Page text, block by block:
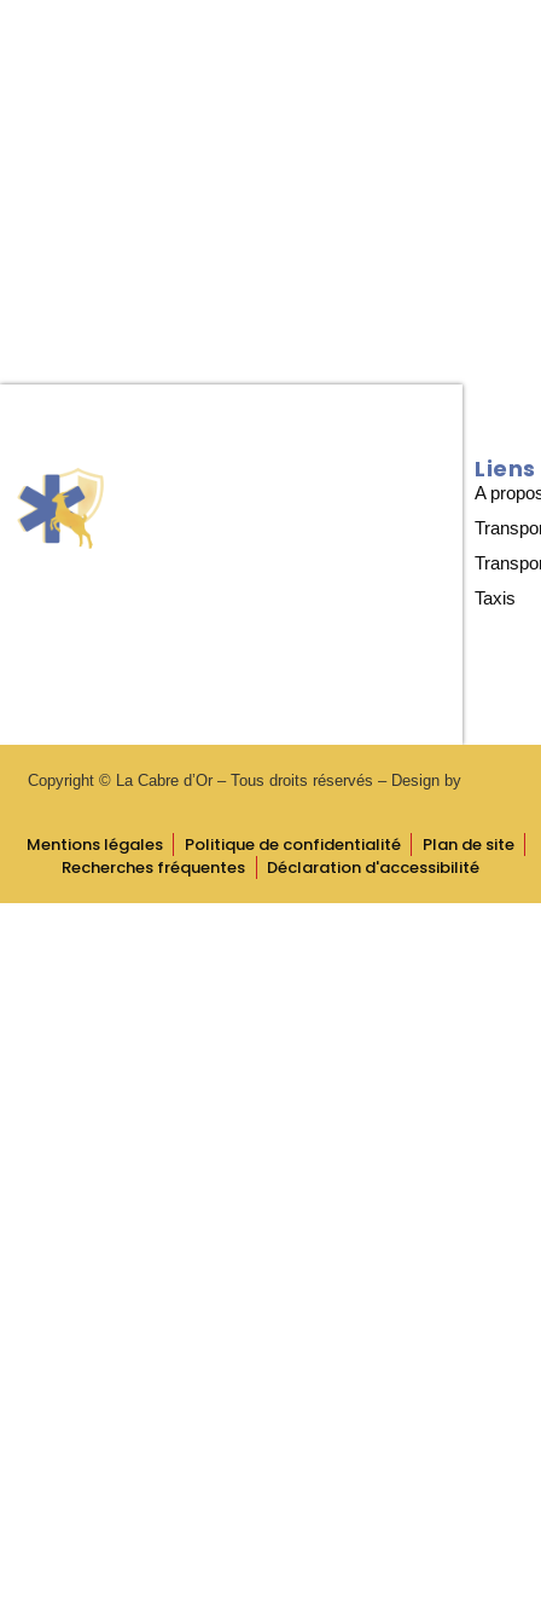
A
Taxis
Copyright © La Cabre d’Or – Tous droits réservés – Design by
Mentions légales Politique de confidentialité
Plan de site
Recherches fréquentes
Déclaration d'accessibilité